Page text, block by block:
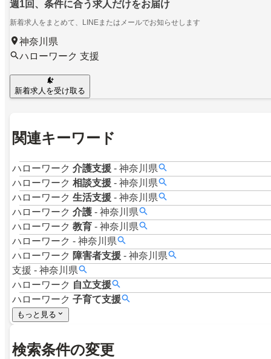
週1回、条件に合う求人だけをお届け
新着求人をまとめて、LINEまたはメールでお知らせします
神奈川県
ハローワーク 支援
新着求人を受け取る
関連キーワード
ハローワーク 介護支援 - 神奈川県
ハローワーク 相談支援 - 神奈川県
ハローワーク 生活支援 - 神奈川県
ハローワーク 介護 - 神奈川県
ハローワーク 教育 - 神奈川県
ハローワーク - 神奈川県
ハローワーク 障害者支援 - 神奈川県
支援 - 神奈川県
ハローワーク 自立支援
ハローワーク 子育て支援
もっと見る
検索条件の変更